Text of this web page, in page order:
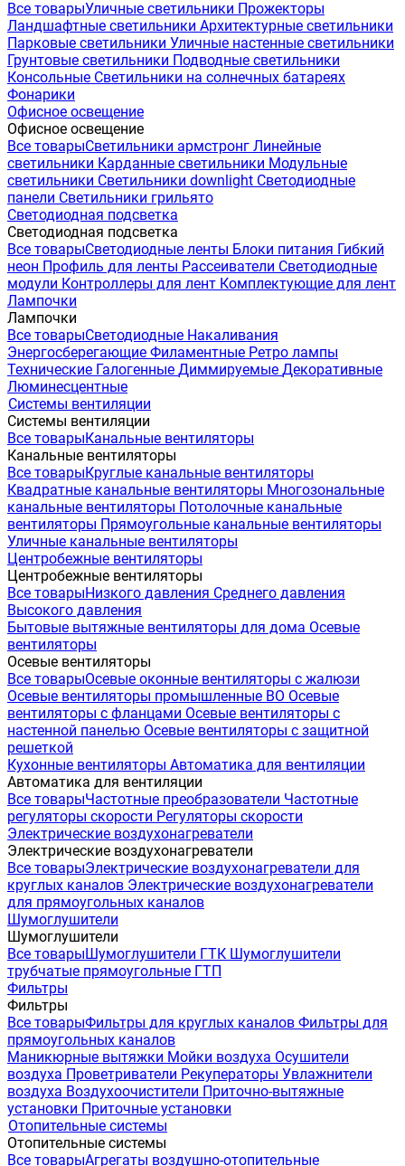
Все товарыУличные светильники Прожекторы
Ландшафтные светильники Архитектурные светильники
Парковые светильники Уличные настенные светильники
Грунтовые светильники Подводные светильники
Консольные Светильники на солнечных батареях
Фонарики
Офисное освещение
Офисное освещение
Все товарыСветильники армстронг Линейные
светильники Карданные светильники Модульные
светильники Светильники downlight Светодиодные
панели Светильники грильято
Светодиодная подсветка
Светодиодная подсветка
Все товарыСветодиодные ленты Блоки питания Гибкий
неон Профиль для ленты Рассеиватели Светодиодные
модули Контроллеры для лент Комплектующие для лент
Лампочки
Лампочки
Все товарыСветодиодные Накаливания
Энергосберегающие Филаментные Ретро лампы
Технические Галогенные Диммируемые Декоративные
Люминесцентные
Системы вентиляции
Системы вентиляции
Все товарыКанальные вентиляторы
Канальные вентиляторы
Все товарыКруглые канальные вентиляторы
Квадратные канальные вентиляторы Многозональные
канальные вентиляторы Потолочные канальные
вентиляторы Прямоугольные канальные вентиляторы
Уличные канальные вентиляторы
Центробежные вентиляторы
Центробежные вентиляторы
Все товарыНизкого давления Среднего давления
Высокого давления
Бытовые вытяжные вентиляторы для дома Осевые
вентиляторы
Осевые вентиляторы
Все товарыОсевые оконные вентиляторы с жалюзи
Осевые вентиляторы промышленные ВО Осевые
вентиляторы с фланцами Осевые вентиляторы с
настенной панелью Осевые вентиляторы с защитной
решеткой
Кухонные вентиляторы Автоматика для вентиляции
Автоматика для вентиляции
Все товарыЧастотные преобразователи Частотные
регуляторы скорости Регуляторы скорости
Электрические воздухонагреватели
Электрические воздухонагреватели
Все товарыЭлектрические воздухонагреватели для
круглых каналов Электрические воздухонагреватели
для прямоугольных каналов
Шумоглушители
Шумоглушители
Все товарыШумоглушители ГТК Шумоглушители
трубчатые прямоугольные ГТП
Фильтры
Фильтры
Все товарыФильтры для круглых каналов Фильтры для
прямоугольных каналов
Маникюрные вытяжки Мойки воздуха Осушители
воздуха Проветриватели Рекуператоры Увлажнители
воздуха Воздухоочистители Приточно-вытяжные
установки Приточные установки
Отопительные системы
Отопительные системы
Все товарыАгрегаты воздушно-отопительные